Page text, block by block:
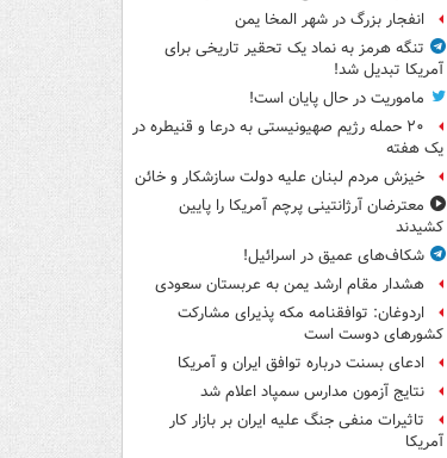
انفجار بزرگ در شهر المخا یمن
تنگه هرمز به نماد یک تحقیر تاریخی برای
آمریکا تبدیل شد!
ماموریت در حال پایان است!
۲۰ حمله رژیم صهیونیستی به درعا و قنیطره در
یک هفته
خیزش مردم لبنان علیه دولت سازشکار و خائن
معترضان آرژانتینی پرچم آمریکا را پایین
کشیدند
شکاف‌های عمیق در اسرائیل!
هشدار مقام ارشد یمن به عربستان سعودی
اردوغان: توافقنامه مکه پذیرای مشارکت
کشورهای دوست است
ادعای بسنت درباره توافق ایران و آمریکا
نتایج آزمون مدارس سمپاد اعلام شد
تاثیرات منفی جنگ علیه ایران بر بازار کار
آمریکا